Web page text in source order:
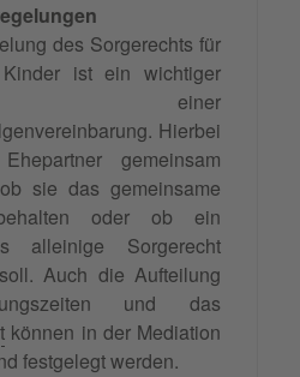
des Sorgerechts für
Kinder ist ein wichtiger
einer
Hierbei
gemeinsam
sie das gemeinsame
oder ob ein
alleinige Sorgerecht
Auch die Aufteilung
und das
können in der Mediation
festgelegt werden.